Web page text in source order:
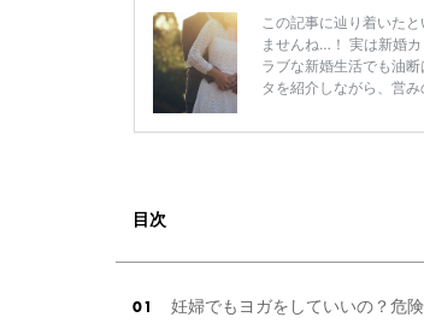
この記事に辿り着いた
ませんね…！ 実は新婚
ラブな新婚生活でも油
タを紹介しながら、営
法もご紹介しますので
目次
妊婦でもヨガをしていいの？危